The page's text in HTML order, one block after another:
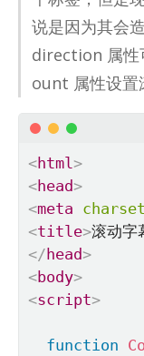
说是因为其会
di­rec­tion 属性
ount 属性设置
<html>
<head>
<meta charset
<title>滚动字
</ head>
<body>
<script>
function